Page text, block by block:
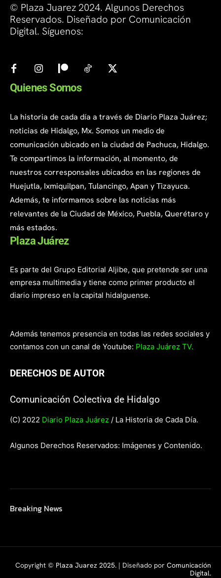
© Plaza Juarez 2024. Algunos Derechos
Reservados. Diseñado por Comunicación
Digital. Síguenos:
Quienes Somos
La historia de cada día a través de Diario Plaza Juárez;
noticias de Hidalgo, Mx. Somos un medio de
comunicación ubicado en la ciudad de Pachuca, Hidalgo.
Te compartimos la información, al momento, de
nuestros corresponsales ubicados en las regiones de
Huejutla, Ixmiquilpan, Tulancingo, Apan y Tizayuca.
Además, te informamos sobre las noticias más
relevantes de la Ciudad de México, Puebla, Querétaro y
más estados.
Plaza Juárez
Es parte del Grupo Editorial Aljibe, que pretende ser una
empresa multimedia y tiene como primer producto el
diario impreso en la capital hidalguense.
Además tenemos presencia en todas las redes sociales y
contamos con un canal de Youtube: Plaza Juárez TV.
DERECHOS DE AUTOR
Comunicación Colectiva de Hidalgo
(C) 2022 Diario Plaza Juárez / La Historia de Cada Día.
Algunos Derechos Reservados: Imágenes y Contenido.
Breaking News
Copyright © Plaza Juarez 2025. | Diseñado por Comunicación
Digital.